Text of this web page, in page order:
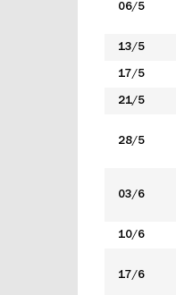
06/5
13/5
17/5
21/5
28/5
03/6
10/6
17/6